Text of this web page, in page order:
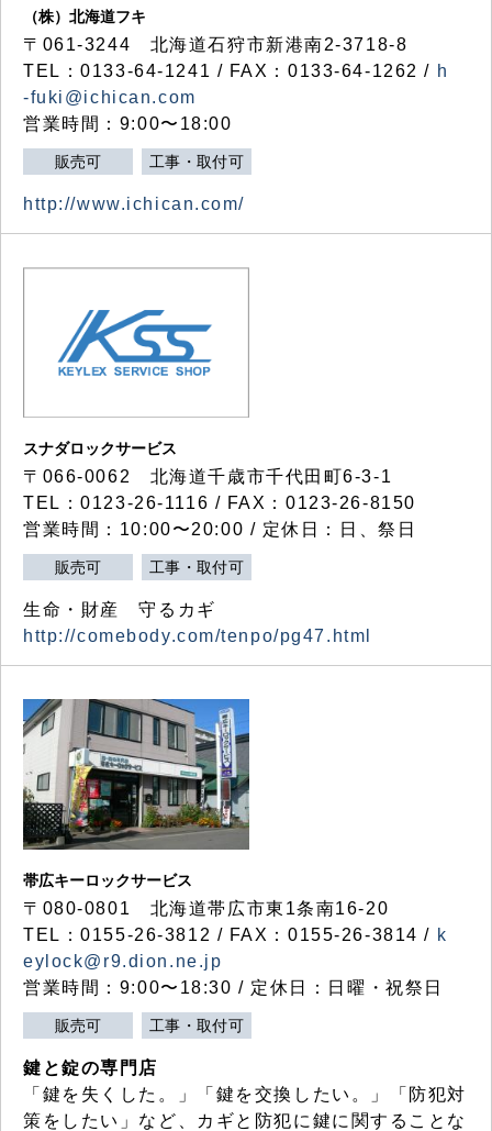
（株）北海道フキ
〒061-3244 北海道石狩市新港南2-3718-8
TEL：0133-64-1241 / FAX：0133-64-1262 / h
-fuki@ichican.com
営業時間：9:00〜18:00
販売可 工事・取付可
http://www.ichican.com/
スナダロックサービス
〒066-0062 北海道千歳市千代田町6-3-1
TEL：0123-26-1116 / FAX：0123-26-8150
営業時間：10:00〜20:00 / 定休日：日、祭日
販売可 工事・取付可
生命・財産 守るカギ
http://comebody.com/tenpo/pg47.html
帯広キーロックサービス
〒080-0801 北海道帯広市東1条南16-20
TEL：0155-26-3812 / FAX：0155-26-3814 / k
eylock@r9.dion.ne.jp
営業時間：9:00〜18:30 / 定休日：日曜・祝祭日
販売可 工事・取付可
鍵と錠の専門店
「鍵を失くした。」「鍵を交換したい。」「防犯対
策をしたい」など、カギと防犯に鍵に関することな